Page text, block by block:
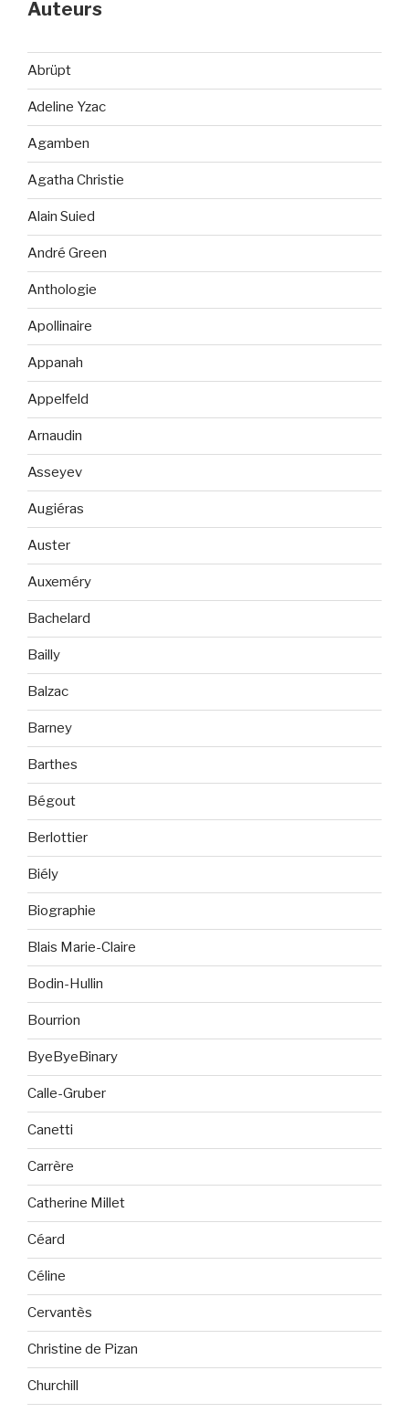
Auteurs
Abrüpt
Adeline Yzac
Agamben
Agatha Christie
Alain Suied
André Green
Anthologie
Apollinaire
Appanah
Appelfeld
Arnaudin
Asseyev
Augiéras
Auster
Auxeméry
Bachelard
Bailly
Balzac
Barney
Barthes
Bégout
Berlottier
Biély
Biographie
Blais Marie-Claire
Bodin-Hullin
Bourrion
ByeByeBinary
Calle-Gruber
Canetti
Carrère
Catherine Millet
Céard
Céline
Cervantès
Christine de Pizan
Churchill